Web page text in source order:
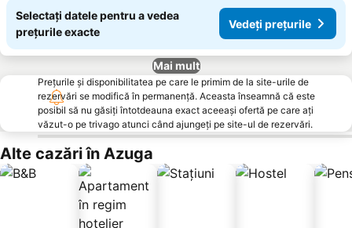
Selectați datele pentru a vedea
prețurile exacte
Vedeți prețurile
Mai mult
Prețurile și disponibilitatea pe care le primim de la site-urile de
rezervări se modifică în permanență. Aceasta înseamnă că este
posibil să nu găsiți întotdeauna exact aceeași ofertă pe care ați
văzut-o pe trivago atunci când ajungeți pe site-ul de rezervări.
Alte cazări în Azuga